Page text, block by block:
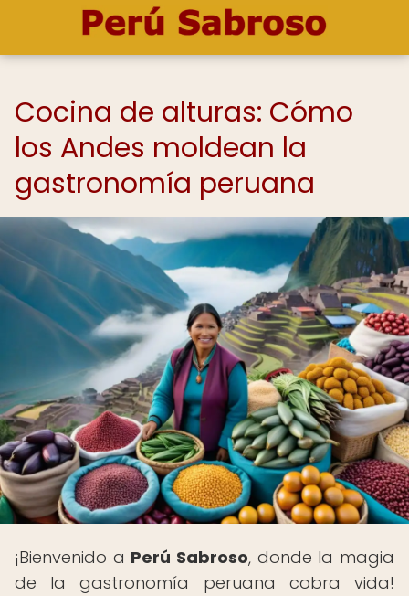
Cocina de alturas: Cómo
los Andes moldean la
gastronomía peruana
¡Bienvenido a Perú Sabroso, donde la magia
de la gastronomía peruana cobra vida!